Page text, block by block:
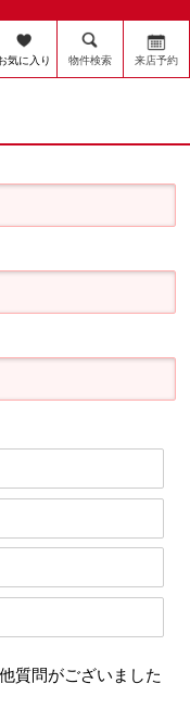
気に入り 物件検索 来店予約
質問がございました